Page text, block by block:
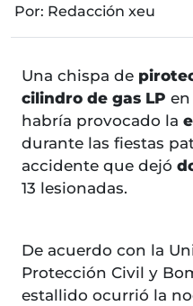
Por: Redacción xeu
Una chispa de
cilindro de gas LP
habría provocado la
durante las fiestas
accidente que dejó
13 lesionadas.
De acuerdo con la
Protección Civil y
estallido ocurrió la